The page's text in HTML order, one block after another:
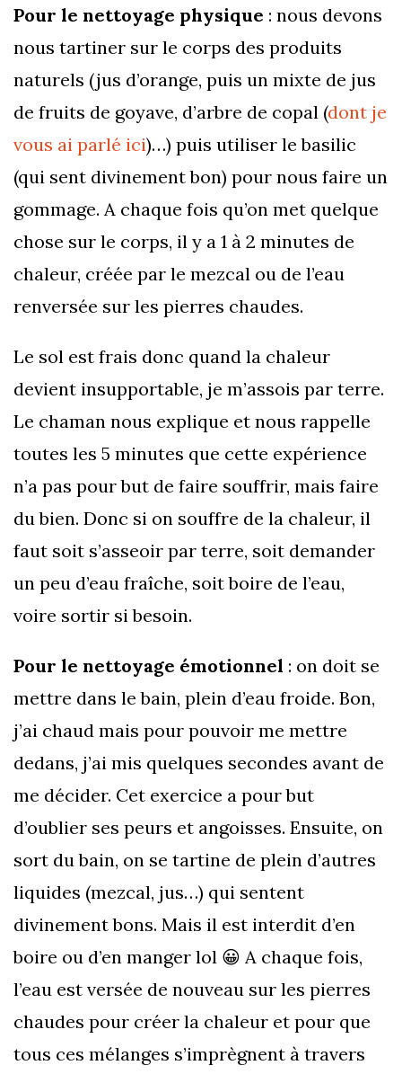
Pour le nettoyage physique : nous devons
nous tartiner sur le corps des produits
naturels (jus d’orange, puis un mixte de jus
de fruits de goyave, d’arbre de copal (dont je
vous ai parlé ici)…) puis utiliser le basilic
(qui sent divinement bon) pour nous faire un
gommage. A chaque fois qu’on met quelque
chose sur le corps, il y a 1 à 2 minutes de
chaleur, créée par le mezcal ou de l’eau
renversée sur les pierres chaudes.
Le sol est frais donc quand la chaleur
devient insupportable, je m’assois par terre.
Le chaman nous explique et nous rappelle
toutes les 5 minutes que cette expérience
n’a pas pour but de faire souffrir, mais faire
du bien. Donc si on souffre de la chaleur, il
faut soit s’asseoir par terre, soit demander
un peu d’eau fraîche, soit boire de l’eau,
voire sortir si besoin.
Pour le nettoyage émotionnel : on doit se
mettre dans le bain, plein d’eau froide. Bon,
j’ai chaud mais pour pouvoir me mettre
dedans, j’ai mis quelques secondes avant de
me décider. Cet exercice a pour but
d’oublier ses peurs et angoisses. Ensuite, on
sort du bain, on se tartine de plein d’autres
liquides (mezcal, jus…) qui sentent
divinement bons. Mais il est interdit d’en
boire ou d’en manger lol 😀 A chaque fois,
l’eau est versée de nouveau sur les pierres
chaudes pour créer la chaleur et pour que
tous ces mélanges s’imprègnent à travers